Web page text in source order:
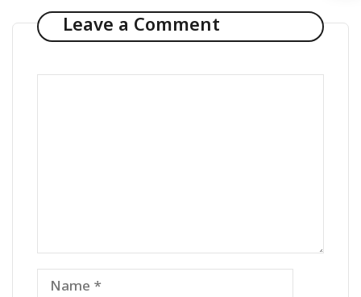
Leave a Comment
Name